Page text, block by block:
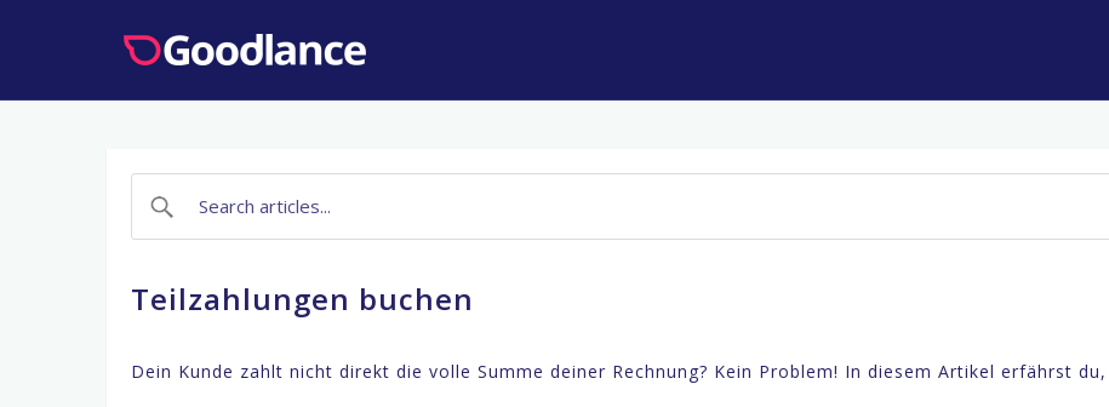
Teilzahlungen buchen
Dein Kunde zahlt nicht direkt die volle Summe deiner Rechnung? Kein Problem! In diesem Artikel erfährst